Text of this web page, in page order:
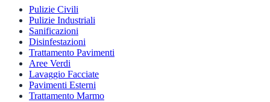
Pulizie Civili
Pulizie Industriali
Sanificazioni
Disinfestazioni
Trattamento Pavimenti
Aree Verdi
Lavaggio Facciate
Pavimenti Esterni
Trattamento Marmo